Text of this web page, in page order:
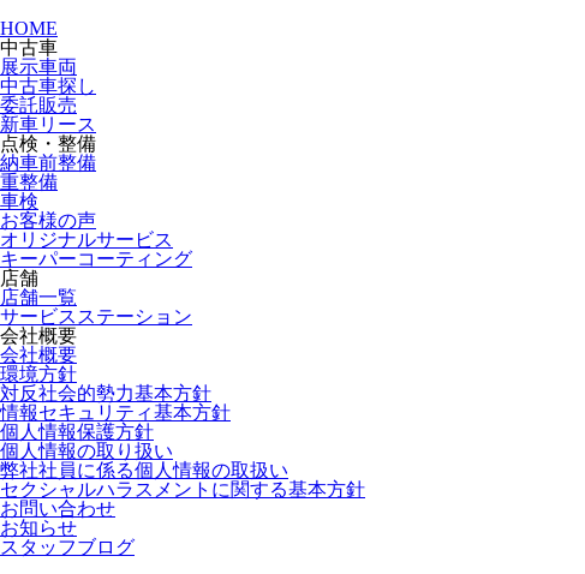
HOME
中古車
展示車両
中古車探し
委託販売
新車リース
点検・整備
納車前整備
重整備
車検
お客様の声
オリジナルサービス
キーパーコーティング
店舗
店舗一覧
サービスステーション
会社概要
会社概要
環境方針
対反社会的勢力基本方針
情報セキュリティ基本方針
個人情報保護方針
個人情報の取り扱い
弊社社員に係る個人情報の取扱い
セクシャルハラスメントに関する基本方針
お問い合わせ
お知らせ
スタッフブログ